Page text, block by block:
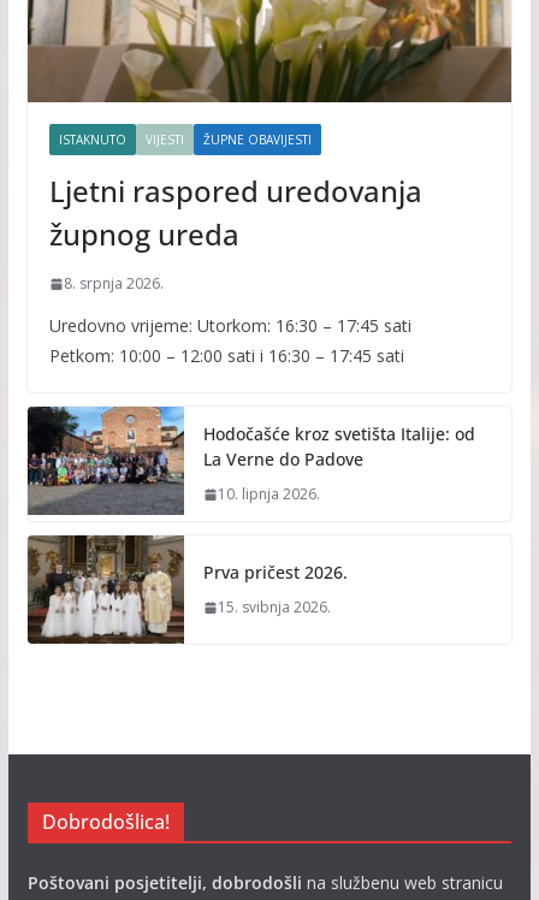
ISTAKNUTO VIJESTI ŽUPNE OBAVIJESTI
Ljetni raspored uredovanja
župnog ureda
8. srpnja 2026.
Uredovno vrijeme: Utorkom: 16:30 – 17:45 sati
Petkom: 10:00 – 12:00 sati i 16:30 – 17:45 sati
Hodočašće kroz svetišta Italije: od
La Verne do Padove
10. lipnja 2026.
Prva pričest 2026.
15. svibnja 2026.
Dobrodošlica!
Poštovani posjetitelji, dobrodošli na službenu web stranicu